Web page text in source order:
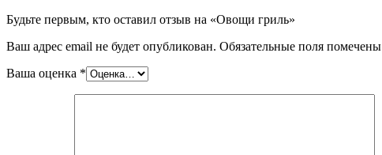
Будьте первым, кто оставил отзыв на «Овощи гриль»
Ваш адрес email не будет опубликован. Обязательные поля помечены
Ваша оценка *